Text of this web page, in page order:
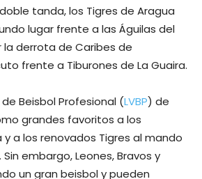
tanda, los Tigres de Aragua
lugar frente a las Águilas del
la derrota de Caribes de
frente a Tiburones de La Guaira.
Beisbol Profesional (LVBP) de
grandes favoritos a los
y a los renovados Tigres al mando
embargo, Leones, Bravos y
un gran beisbol y pueden